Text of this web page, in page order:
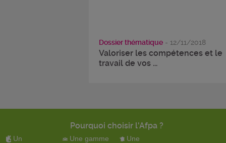
Dossier thématique - 12/11/2018
Valoriser les compétences et le
travail de vos ...
Pourquoi choisir l'Afpa ?
Un
Une gamme
Une